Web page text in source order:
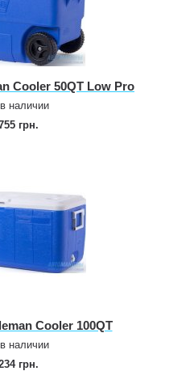
Cooler 50QT Low Pro
наличии
грн.
Cooler 100QT
наличии
грн.